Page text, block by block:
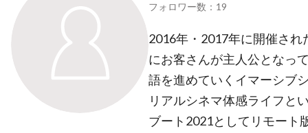
フォロワー数：19
2016年・2017年に開催さ
にお客さんが主人公となっ
語を進めていくイマーシブ
リアルシネマ体感ライフと
ブート2021としてリモート